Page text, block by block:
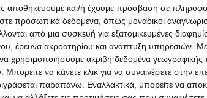
αποθηκεύουμε και/ή έχουμε πρόσβαση σε
προσωπικά δεδομένα, όπως μοναδικοί
από μια συσκευή για εξατομικευμένες
έρευνα ακροατηρίου και ανάπτυξη υπηρεσιών.
χρησιμοποιήσουμε ακριβή δεδομένα γεωγραφικής
να κάνετε κλικ για να συναινέσετε στην
παραπάνω. Εναλλακτικά, μπορείτε να